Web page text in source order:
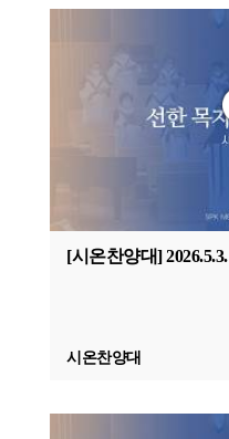
[시온찬양대] 2026.5.3.
시온찬양대